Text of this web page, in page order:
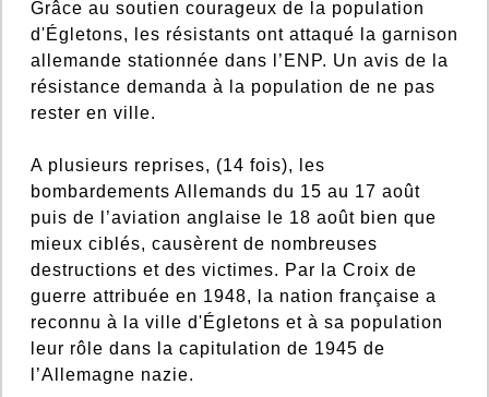
Grâce au soutien courageux de la population
d'Égletons, les résistants ont attaqué la garnison
allemande stationnée dans l’ENP. Un avis de la
résistance demanda à la population de ne pas
rester en ville.
A plusieurs reprises, (14 fois), les
bombardements Allemands du 15 au 17 août
puis de l’aviation anglaise le 18 août bien que
mieux ciblés, causèrent de nombreuses
destructions et des victimes. Par la Croix de
guerre attribuée en 1948, la nation française a
reconnu à la ville d'Égletons et à sa population
leur rôle dans la capitulation de 1945 de
l’Allemagne nazie.